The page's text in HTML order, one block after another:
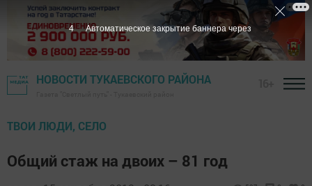
НОВОСТИ ТУКАЕВСКОГО РАЙОНА
ТВОИ ЛЮДИ, СЕЛО
Общий стаж на двоих – 81 год
3 Автоматическое закрытие баннера через